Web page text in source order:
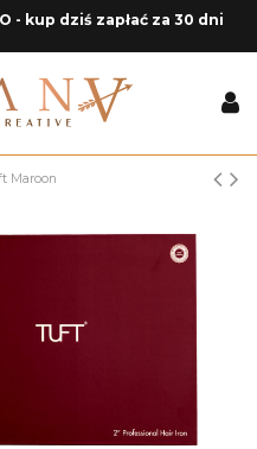
- kup dziś zapłać za 30 dni
Maroon